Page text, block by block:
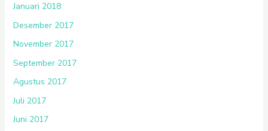
Januari 2018
Desember 2017
November 2017
September 2017
Agustus 2017
Juli 2017
Juni 2017